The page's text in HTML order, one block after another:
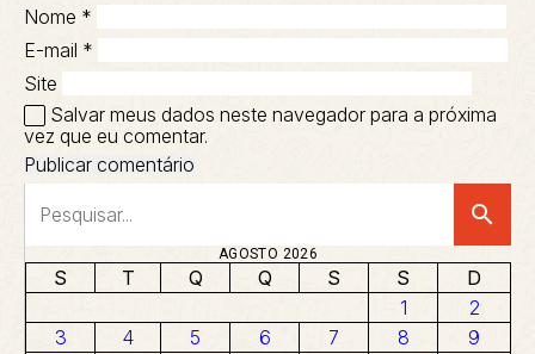
Nome *
E-mail *
Site
Salvar meus dados neste navegador para a próxima
vez que eu comentar.
search
AGOSTO 2026
S T Q Q S S
D
1
2
3
4 5 6 7 8
9